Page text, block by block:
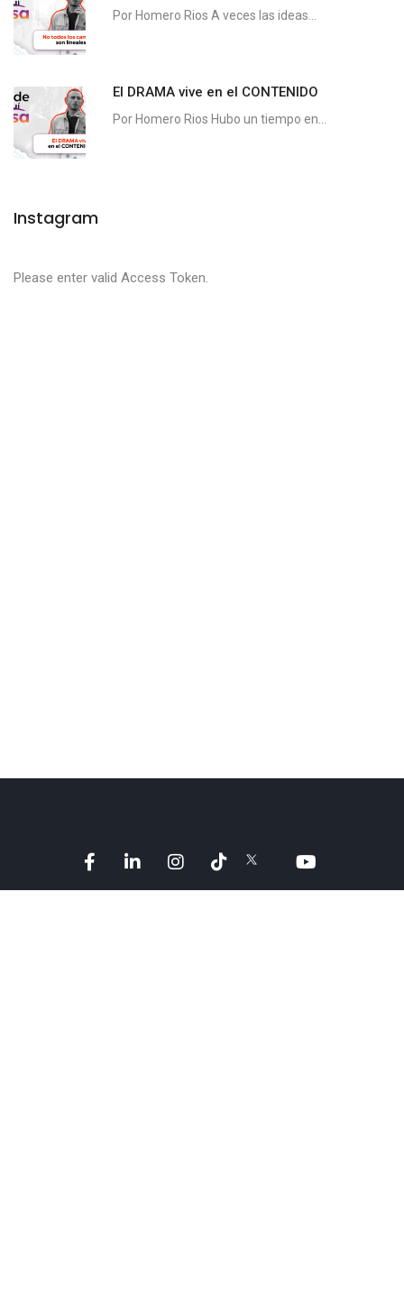
Por Homero Rios A veces las ideas...
El DRAMA vive en el CONTENIDO
Por Homero Rios Hubo un tiempo en...
Instagram
Please enter valid Access Token.